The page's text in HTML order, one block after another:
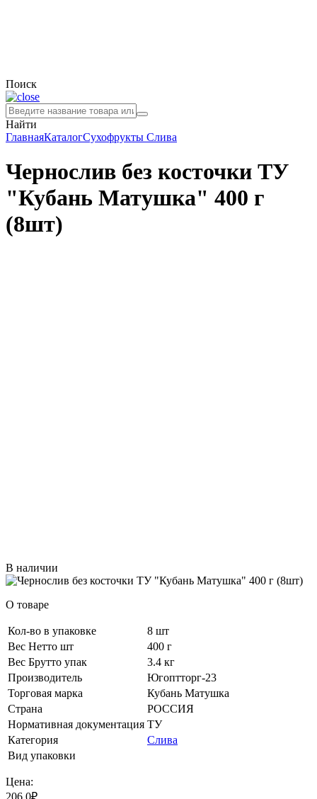
Поиск
Найти
ГлавнаяКаталогСухофрукты Слива
Чернослив без косточки ТУ
"Кубань Матушка" 400 г
(8шт)
В наличии
О товаре
Кол-во в упаковке
8 шт
Вес Нетто шт
400 г
Вес Брутто упак
3.4 кг
Производитель
Югоптторг-23
Торговая марка
Кубань Матушка
Страна
РОССИЯ
Нормативная документация ТУ
Категория
Слива
Вид упаковки
Цена:
206 0₽